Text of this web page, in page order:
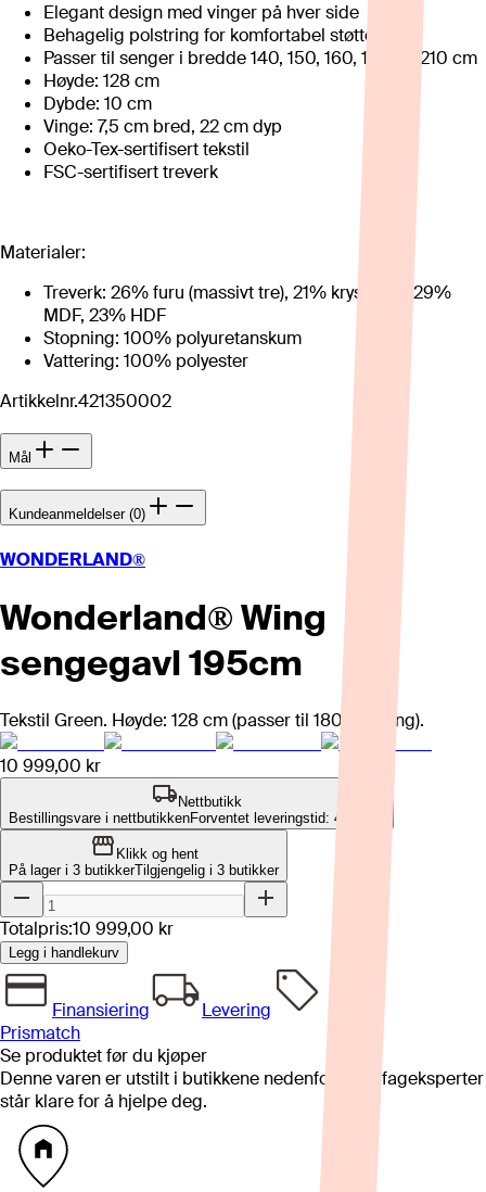
Elegant design med vinger på hver side
Behagelig polstring for komfortabel støtte
Passer til senger i bredde 140, 150, 160, 180 og 210 cm
Høyde: 128 cm
Dybde: 10 cm
Vinge: 7,5 cm bred, 22 cm dyp
Oeko-Tex-sertifisert tekstil
FSC-sertifisert treverk
Materialer:
Treverk: 26% furu (massivt tre), 21% kryssfinér, 29%
MDF, 23% HDF
Stopning: 100% polyuretanskum
Vattering: 100% polyester
Artikkelnr.421350002
Mål
Kundeanmeldelser (0)
WONDERLAND®
Wonderland® Wing
sengegavl 195cm
Tekstil Green. Høyde: 128 cm (passer til 180 cm seng).
10 999,00 kr
Nettbutikk
Bestillingsvare i nettbutikkenForventet leveringstid: 4-8 uker
Klikk og hent
På lager i 3 butikkerTilgjengelig i 3 butikker
Totalpris:10 999,00 kr
Legg i handlekurv
Finansiering
Levering
Prismatch
Se produktet før du kjøper
Denne varen er utstilt i butikkene nedenfor. Våre fageksperter
står klare for å hjelpe deg.